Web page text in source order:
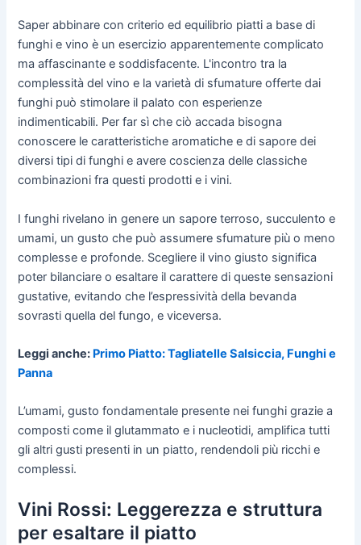
Saper abbinare con criterio ed equilibrio piatti a base di
funghi e vino è un esercizio apparentemente complicato
ma affascinante e soddisfacente. L'incontro tra la
complessità del vino e la varietà di sfumature offerte dai
funghi può stimolare il palato con esperienze
indimenticabili. Per far sì che ciò accada bisogna
conoscere le caratteristiche aromatiche e di sapore dei
diversi tipi di funghi e avere coscienza delle classiche
combinazioni fra questi prodotti e i vini.
I funghi rivelano in genere un sapore terroso, succulento e
umami, un gusto che può assumere sfumature più o meno
complesse e profonde. Scegliere il vino giusto significa
poter bilanciare o esaltare il carattere di queste sensazioni
gustative, evitando che l’espressività della bevanda
sovrasti quella del fungo, e viceversa.
Leggi anche: Primo Piatto: Tagliatelle Salsiccia, Funghi e
Panna
L’umami, gusto fondamentale presente nei funghi grazie a
composti come il glutammato e i nucleotidi, amplifica tutti
gli altri gusti presenti in un piatto, rendendoli più ricchi e
complessi.
Vini Rossi: Leggerezza e struttura
per esaltare il piatto